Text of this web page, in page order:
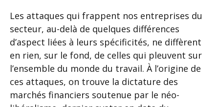
Les attaques qui frappent nos entreprises du
secteur, au-delà de quelques différences
d’aspect liées à leurs spécificités, ne diffèrent
en rien, sur le fond, de celles qui pleuvent sur
l’ensemble du monde du travail. À l’origine de
ces attaques, on trouve la dictature des
marchés financiers soutenue par le néo-